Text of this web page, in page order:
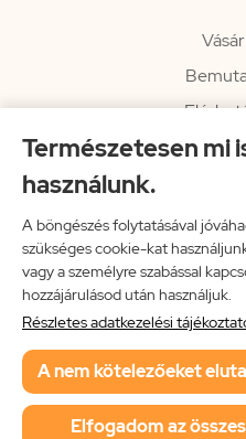
Természetesen mi
használunk.
A böngészés folytatásával
szükséges cookie-kat
vagy a személyre szabással
hozzájárulásod után használjuk.
Részletes adatkezelési
A nem kötelezőeket
Elfogadom az
Vissza
Neon Music